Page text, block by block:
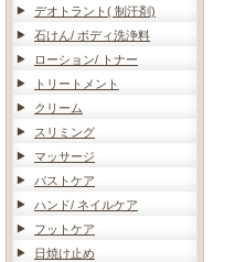
デオトラント( 制汗剤)
石けん/ ボディ洗浄料
ローション/ トナー
トリートメント
クリーム
スリミング
マッサージ
バストケア
ハンド/ ネイルケア
フットケア
日焼け止め